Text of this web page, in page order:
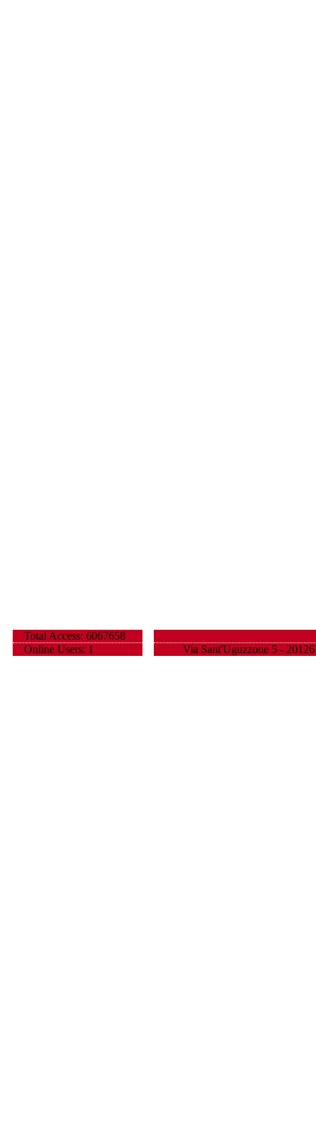
Total Access: 6067658
Online Users: 1
Via Sant'Uguzzone 5 -